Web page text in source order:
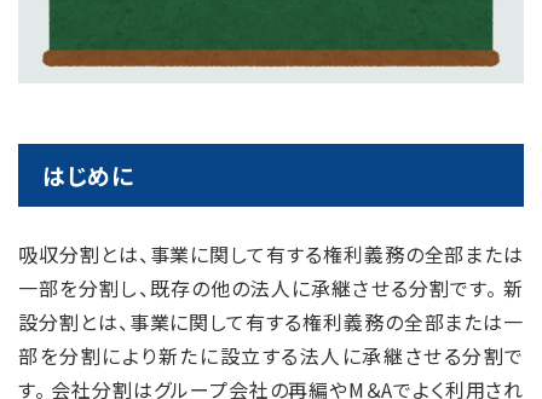
はじめに
吸収分割とは、事業に関して有する権利義務の全部または
一部を分割し、既存の他の法人に承継させる分割です。 新
設分割とは、事業に関して有する権利義務の全部または一
部を分割により新たに設立する法人に承継させる分割で
す。 会社分割はグループ会社の再編やM＆Aでよく利用され